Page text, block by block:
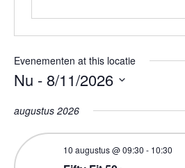
Evenementen at this locatie
Nu - 8/11/2026
een
datum.
augustus 2026
10 augustus @ 09:30 - 10:30